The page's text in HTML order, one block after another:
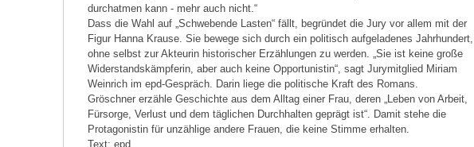
durchatmen kann - mehr auch nicht.“
Dass die Wahl auf „Schwebende Lasten“ fällt, begründet die Jury vor allem mit der
Figur Hanna Krause. Sie bewege sich durch ein politisch aufgeladenes Jahrhundert,
ohne selbst zur Akteurin historischer Erzählungen zu werden. „Sie ist keine große
Widerstandskämpferin, aber auch keine Opportunistin“, sagt Jurymitglied Miriam
Weinrich im epd-Gespräch. Darin liege die politische Kraft des Romans.
Gröschner erzähle Geschichte aus dem Alltag einer Frau, deren „Leben von Arbeit,
Fürsorge, Verlust und dem täglichen Durchhalten geprägt ist“. Damit stehe die
Protagonistin für unzählige andere Frauen, die keine Stimme erhalten.
Text: epd